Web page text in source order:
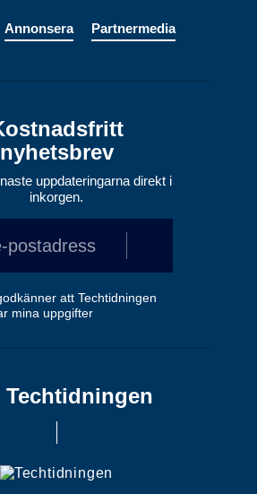
Annonsera Partnermedia
nyhetsbrev
uppdateringarna direkt i
inkorgen.
att Techtidningen
mina uppgifter
Techtidningen